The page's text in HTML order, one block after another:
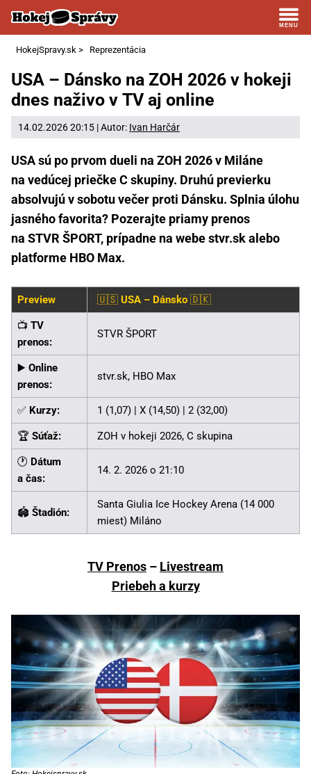
HokejSpravy.sk > Reprezentácia
USA – Dánsko na ZOH 2026 v hokeji
dnes naživo v TV aj online
14.02.2026 20:15 | Autor: Ivan Harčár
USA sú po prvom dueli na ZOH 2026 v Miláne
na vedúcej priečke C skupiny. Druhú previerku
absolvujú v sobotu večer proti Dánsku. Splnia úlohu
jasného favorita? Pozerajte priamy prenos
na STVR ŠPORT, prípadne na webe stvr.sk alebo
platforme HBO Max.
Preview 🇺🇸 USA – Dánsko 🇩🇰
📺 TV
prenos:
STVR ŠPORT
▶️ Online
prenos:
stvr.sk, HBO Max
✅ Kurzy: 1 (1,07) | X (14,50) | 2 (32,00)
🏆 Súťaž: ZOH v hokeji 2026, C skupina
🕐 Dátum
a čas:
14. 2. 2026 o 21:10
🏟️ Štadión:
Santa Giulia Ice Hockey Arena (14 000
miest) Miláno
TV Prenos – Livestream
Priebeh a kurzy